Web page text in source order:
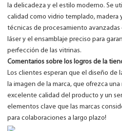
la delicadeza y el estilo moderno. Se
calidad como vidrio templado, madera
técnicas de procesamiento avanzadas
láser y el ensamblaje preciso para
perfección de las vitrinas.
Comentarios sobre los logros de la
Los clientes esperan que el diseño de
la imagen de la marca, que ofrezca
excelente calidad del producto y un
elementos clave que las marcas
para colaboraciones a largo plazo!